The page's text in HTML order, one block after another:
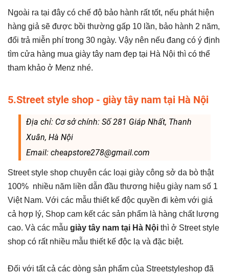
Ngoài ra tại đây có chế độ bảo hành rất tốt, nếu phát hiện
hàng giả sẽ được bồi thường gấp 10 lần, bảo hành 2 năm,
đổi trả miễn phí trong 30 ngày. Vậy nên nếu đang có ý định
tìm cửa hàng mua giày tây nam đẹp tại Hà Nội thì có thể
tham khảo ở Menz nhé.
5.Street style shop - giày tây nam tại Hà Nội
Địa chỉ: Cơ sở chính: Số 281 Giáp Nhất, Thanh
Xuân, Hà Nội
Email: cheapstore278@gmail.com
Street style shop chuyên các loại giày công sở da bò thật
100% nhiều năm liền dẫn đầu thương hiệu giày nam số 1
Việt Nam. Với các mẫu thiết kế độc quyền đi kèm với giá
cả hợp lý, Shop cam kết các sản phẩm là hàng chất lượng
cao. Và các mẫu giày tây nam tại Hà Nội thì ở Street style
shop có rất nhiều mẫu thiết kế độc lạ và đặc biệt.
Đối với tất cả các dòng sản phẩm của Streetstyleshop đã